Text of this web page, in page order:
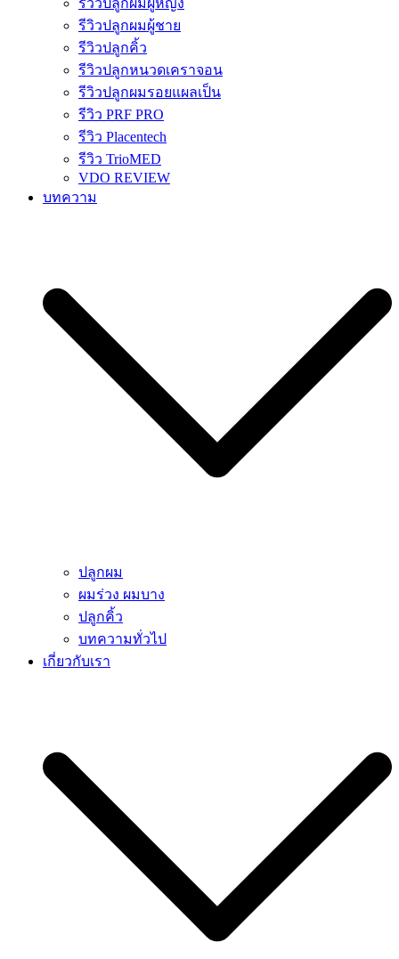
รีวิวปลูกผมผู้ชาย
รีวิวปลูกคิ้ว
รีวิวปลูกหนวดเคราจอน
รีวิวปลูกผมรอยแผลเป็น
รีวิว PRF PRO
รีวิว Placentech
รีวิว TrioMED
VDO REVIEW
บทความ
ปลูกผม
ผมร่วง ผมบาง
ปลูกคิ้ว
บทความทั่วไป
เกี่ยวกับเรา